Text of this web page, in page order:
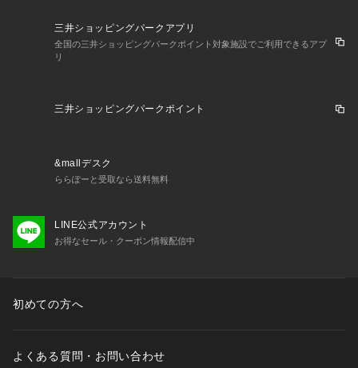
三井ショッピングパークアプリ
全国の三井ショッピングパークポイント対象施設でご利用できるアプ
リ
三井ショッピングパークポイント
&mallデスク
ららぽーと受取なら送料無料
LINE公式アカウント
お得なセール・クーポン情報配信中
初めての方へ
よくある質問・お問い合わせ